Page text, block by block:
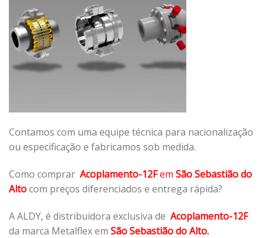
Contamos com uma equipe técnica para nacionalização
ou especificação e fabricamos sob medida.
Como comprar Acoplamento-12Fem São Sebastião do
Altocom preços diferenciados e entrega rápida?
A ALDY, é distribuidora exclusiva de Acoplamento-12F
da marca Metalflex em São Sebastião do Alto.